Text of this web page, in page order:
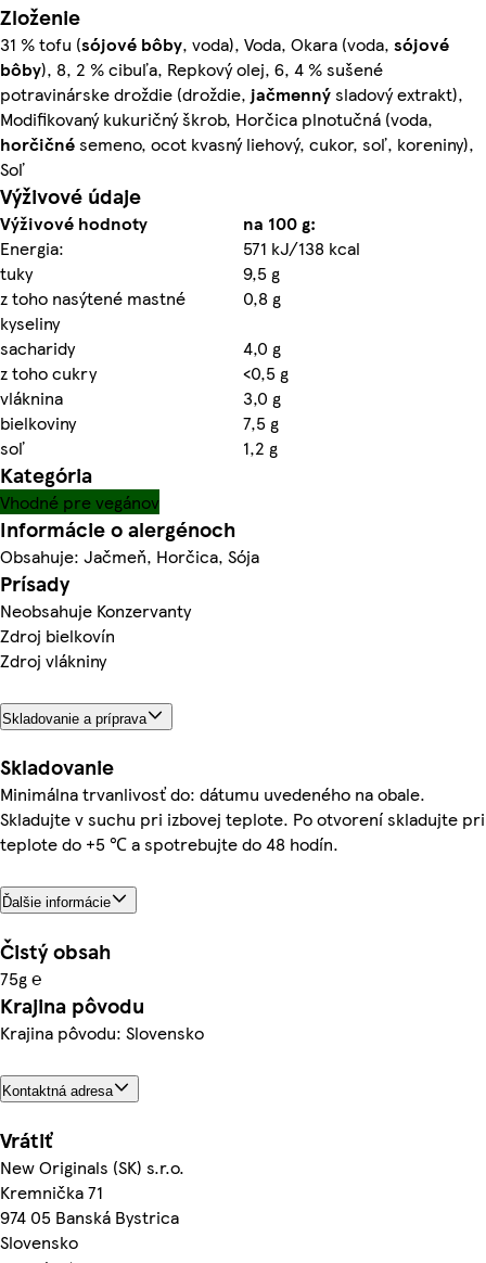
Zloženie
31 % tofu (sójové bôby, voda), Voda, Okara (voda, sójové
bôby), 8, 2 % cibuľa, Repkový olej, 6, 4 % sušené
potravinárske droždie (droždie, jačmennýsladový extrakt),
Modifikovaný kukuričný škrob, Horčica plnotučná (voda,
horčičnésemeno, ocot kvasný liehový, cukor, soľ, koreniny),
Soľ
Výživové údaje
Výživové hodnoty
na 100 g:
Energia:
571 kJ/138 kcal
tuky
9,5 g
z toho nasýtené mastné
kyseliny
0,8 g
sacharidy
4,0 g
z toho cukry
<0,5 g
vláknina
3,0 g
bielkoviny
7,5 g
soľ
1,2 g
Kategória
Vhodné pre vegánov
Informácie o alergénoch
Obsahuje: Jačmeň, Horčica, Sója
Prísady
Neobsahuje Konzervanty
Zdroj bielkovín
Zdroj vlákniny
Skladovanie a príprava
Skladovanie
Minimálna trvanlivosť do: dátumu uvedeného na obale.
Skladujte v suchu pri izbovej teplote. Po otvorení skladujte pri
teplote do +5 ℃ a spotrebujte do 48 hodín.
Ďalšie informácie
Čistý obsah
75g ℮
Krajina pôvodu
Krajina pôvodu: Slovensko
Kontaktná adresa
Vrátiť
New Originals (SK) s.r.o.
Kremnička 71
974 05 Banská Bystrica
Slovensko